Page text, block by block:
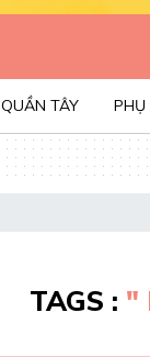
QUẦN TÂY PHỤ
TAGS : "